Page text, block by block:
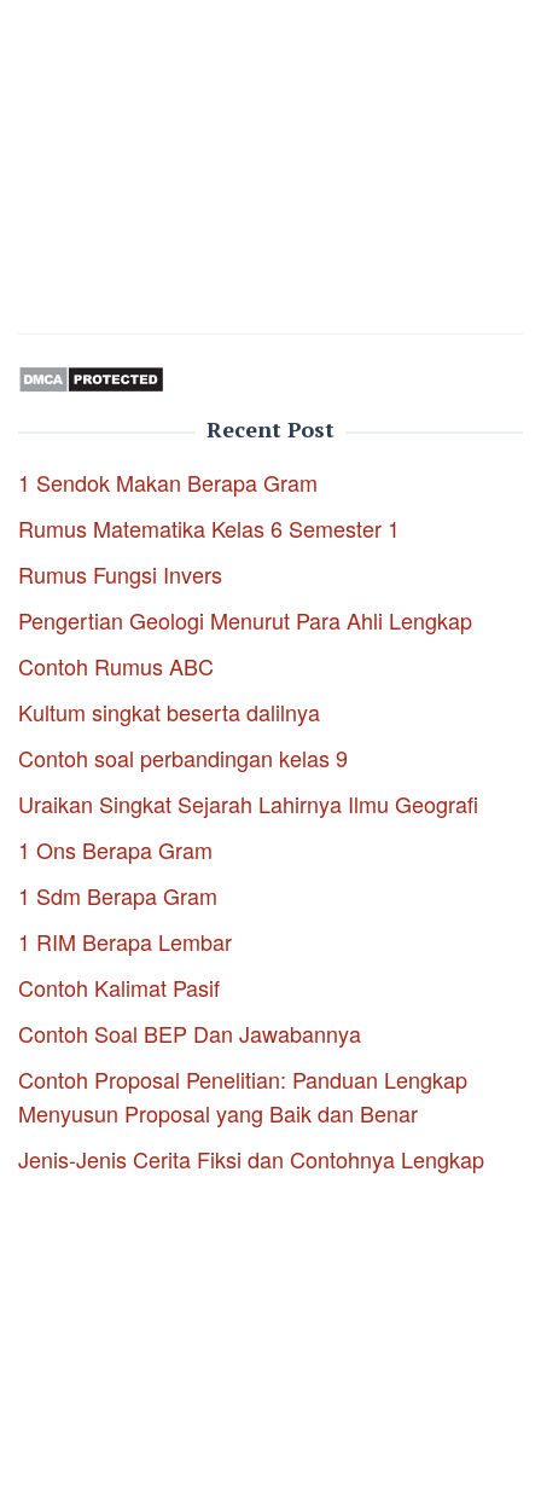
Recent Post
1 Sendok Makan Berapa Gram
Rumus Matematika Kelas 6 Semester 1
Rumus Fungsi Invers
Pengertian Geologi Menurut Para Ahli Lengkap
Contoh Rumus ABC
Kultum singkat beserta dalilnya
Contoh soal perbandingan kelas 9
Uraikan Singkat Sejarah Lahirnya Ilmu Geografi
1 Ons Berapa Gram
1 Sdm Berapa Gram
1 RIM Berapa Lembar
Contoh Kalimat Pasif
Contoh Soal BEP Dan Jawabannya
Contoh Proposal Penelitian: Panduan Lengkap
Menyusun Proposal yang Baik dan Benar
Jenis-Jenis Cerita Fiksi dan Contohnya Lengkap